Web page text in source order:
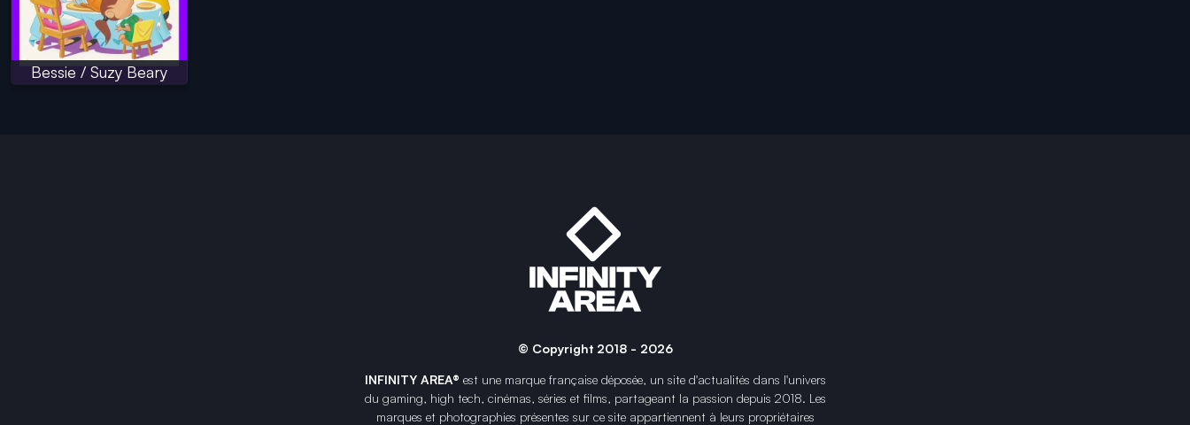
Bessie / Suzy Beary
© Copyright 2018 - 2026
INFINITY AREA® est une marque françaisedéposée, un site d'actualités dans l'univers
du gaming, high tech, cinémas, séries et films, partageant la passion depuis 2018. Les
marques et photographies présentes sur ce site appartiennent à leurs propriétaires